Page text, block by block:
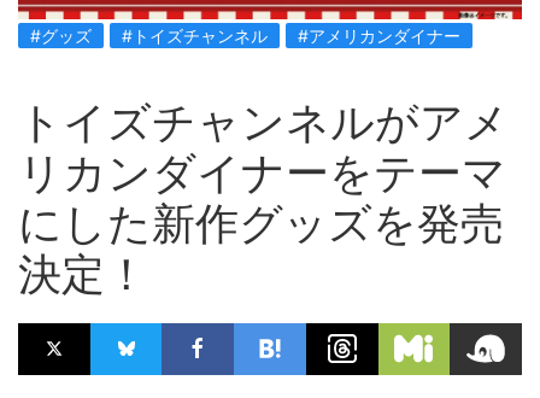
#グッズ #トイズチャンネル #アメリカンダイナー
トイズチャンネルがアメ
リカンダイナーをテーマ
にした新作グッズを発売
決定！